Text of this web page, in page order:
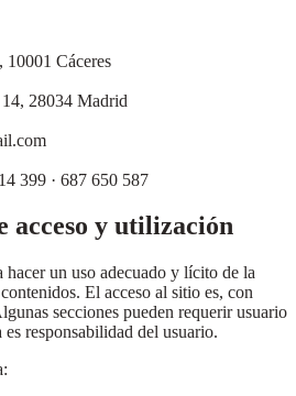
10001 Cáceres
28034 Madrid
399 · 687 650 587
acceso y utilización
hacer un uso adecuado y lícito de la
El acceso al sitio es, con
secciones pueden requerir usuario
responsabilidad del usuario.